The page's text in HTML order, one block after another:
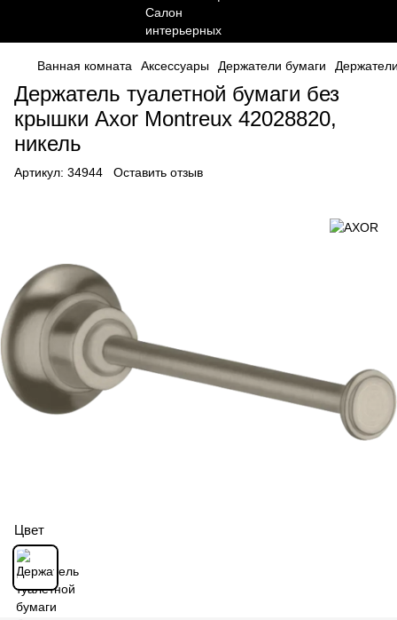
Ванная комната Аксессуары Держатели бумаги
Держатель туалетной бумаги без
крышки Axor Montreux 42028820,
никель
Артикул: 34944 Оставить отзыв
Цвет